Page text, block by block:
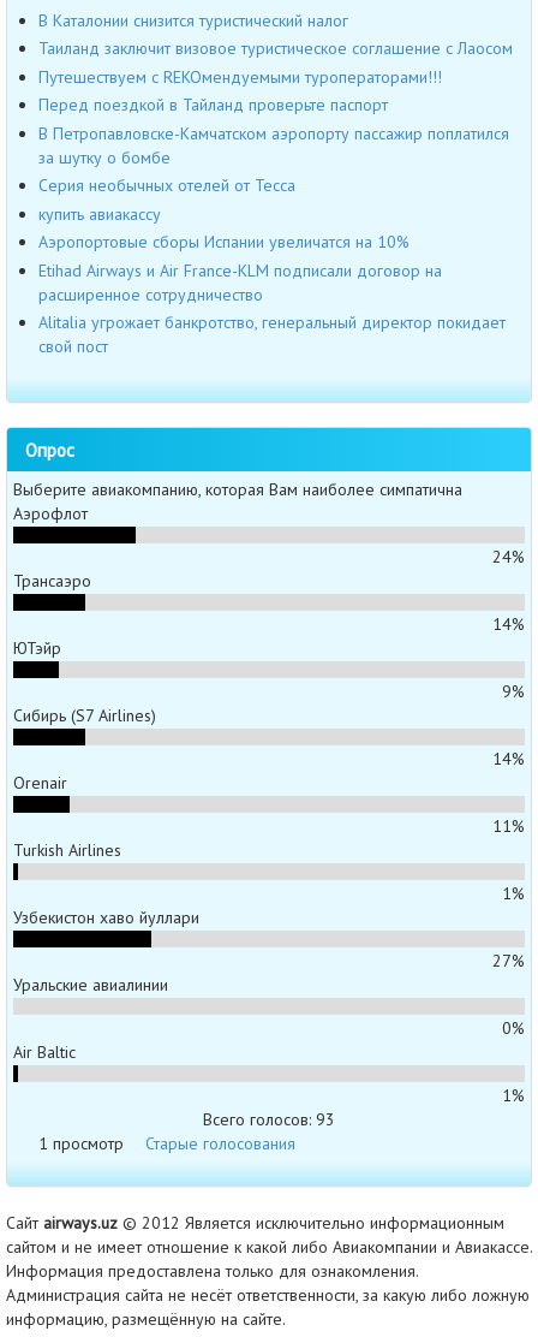
В Каталонии снизится туристический налог
Таиланд заключит визовое туристическое соглашение с Лаосом
Путешествуем с REKOмендуемыми туроператорами!!!
Перед поездкой в Тайланд проверьте паспорт
В Петропавловске-Камчатском аэропорту пассажир поплатился
за шутку о бомбе
Серия необычных отелей от Tecca
купить авиакассу
Аэропортовые сборы Испании увеличатся на 10%
Etihad Airways и Air France-KLM подписали договор на
расширенное сотрудничество
Alitalia угрожает банкротство, генеральный директор покидает
свой пост
Опрос
Выберите авиакомпанию, которая Вам наиболее симпатична
Аэрофлот
24%
Трансаэро
14%
ЮТэйр
9%
Сибирь (S7 Airlines)
14%
Orenair
11%
Turkish Airlines
1%
Узбекистон хаво йуллари
27%
Уральские авиалинии
0%
Air Baltic
1%
Всего голосов: 93
1 просмотр
Старые голосования
Сайтairways.uz © 2012 Является исключительно информационным
сайтом и не имеет отношение к какой либо Авиакомпании и Авиакассе.
Информация предоставлена только для ознакомления.
Администрация сайта не несёт ответственности, за какую либо ложную
информацию, размещённую на сайте.